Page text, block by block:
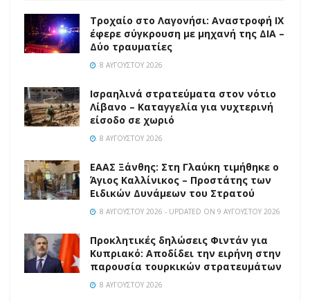
Τροχαίο στο Λαγονήσι: Αναστροφή ΙΧ
έφερε σύγκρουση με μηχανή της ΔΙΑ –
Δύο τραυματίες
8 ΑΥΓΟΎΣΤΟΥ 2026
Ισραηλινά στρατεύματα στον νότιο
Λίβανο – Καταγγελία για νυχτερινή
είσοδο σε χωριό
8 ΑΥΓΟΎΣΤΟΥ 2026
EAAΣ Ξάνθης: Στη Γλαύκη τιμήθηκε ο
Άγιος Καλλίνικος – Προστάτης των
Ειδικών Δυνάμεων του Στρατού
8 ΑΥΓΟΎΣΤΟΥ 2026 - UPDATED ON 9 ΑΥΓΟΎΣΤΟΥ 2026
Προκλητικές δηλώσεις Φιντάν για
Κυπριακό: Αποδίδει την ειρήνη στην
παρουσία τουρκικών στρατευμάτων
8 ΑΥΓΟΎΣΤΟΥ 2026